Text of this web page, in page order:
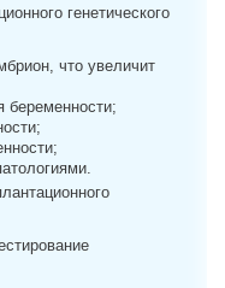
генетического
что увеличит
беременности;